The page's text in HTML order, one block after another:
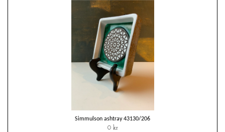
Simmulson ashtray 43130/206
0 kr